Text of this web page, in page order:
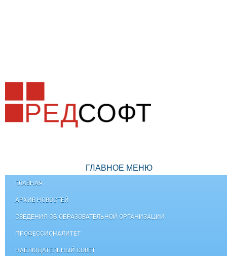
ГЛАВНОЕ МЕНЮ
ГЛАВНАЯ
АРХИВ НОВОСТЕЙ
СВЕДЕНИЯ ОБ ОБРАЗОВАТЕЛЬНОЙ ОРГАНИЗАЦИИ
ПРОФЕССИОНАЛИТЕТ
НАБЛЮДАТЕЛЬНЫЙ СОВЕТ